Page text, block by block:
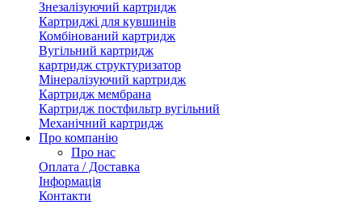
Знезалізуючий картридж
Картриджі для кувшинів
Комбінований картридж
Вугільний картридж
картридж структуризатор
Мінералізуючий картридж
Картридж мембрана
Картридж постфильтр вугільний
Механічний картридж
Про компанію
Про нас
Оплата / Доставка
Інформація
Контакти